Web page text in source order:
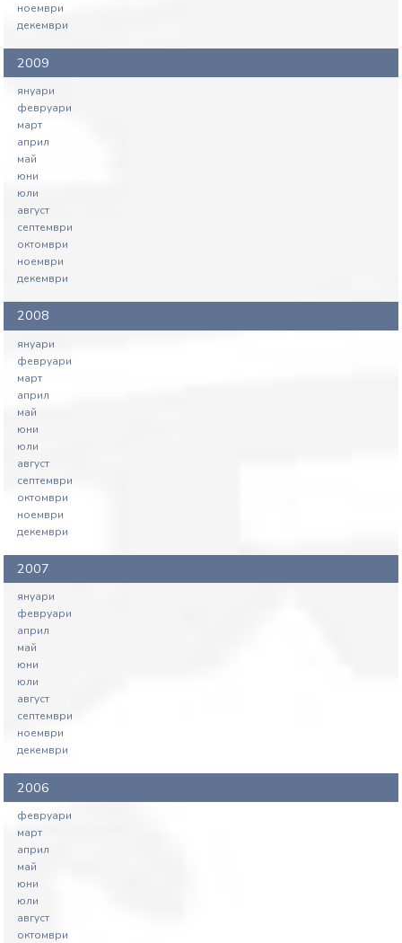
ноември
декември
2009
януари
февруари
март
април
май
юни
юли
август
септември
октомври
ноември
декември
2008
януари
февруари
март
април
май
юни
юли
август
септември
октомври
ноември
декември
2007
януари
февруари
април
май
юни
юли
август
септември
ноември
декември
2006
февруари
март
април
май
юни
юли
август
октомври